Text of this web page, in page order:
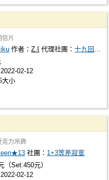
信片
作者：Z.I 代理社團：十九回目逃亡
02-12
大小
克力吊飾
社團： 1+3等差寂寞
（Set:450元）
02-12